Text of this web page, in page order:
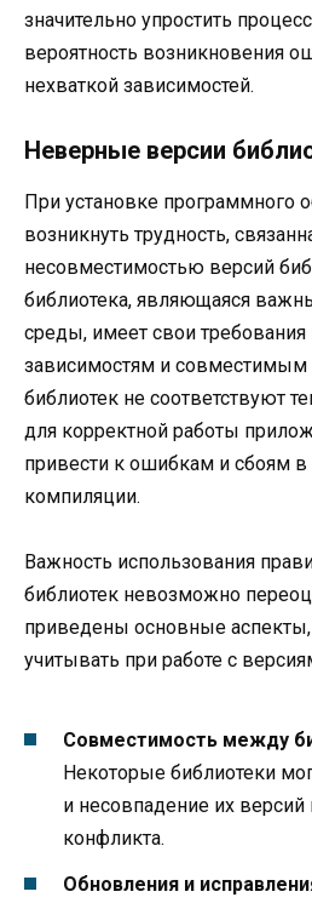
значительно упростить
вероятность возникновения
нехваткой зависимостей.
Неверные версии
При установке программного
возникнуть трудность,
несовместимостью версий
библиотека, являющаяся
среды, имеет свои
зависимостям и совместимым
библиотек не соответствуют
для корректной работы
привести к ошибкам и сбоям в
компиляции.
Важность использования
библиотек невозможно
приведены основные аспекты,
учитывать при работе с
Совместимость между
Некоторые библиотеки
и несовпадение их
конфликта.
Обновления и